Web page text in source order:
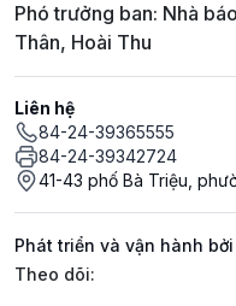
Phó trưởng ban: Nhà
Thân, Hoài Thu
Liên hệ
84-24-39365555
84-24-39342724
41-43 phố Bà Triệu,
Phát triển và vận hành
Mạng xã hội
Theo dõi: